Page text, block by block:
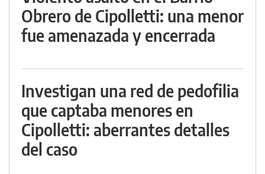
Obrero de Cipolletti: una menor
fue amenazada y encerrada
Investigan una red de pedofilia
que captaba menores en
Cipolletti: aberrantes detalles
del caso